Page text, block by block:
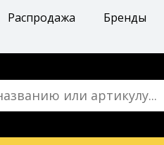
Распродажа Бренды